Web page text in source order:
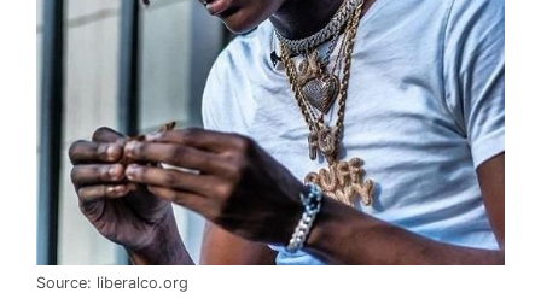
Source: liberalco.org